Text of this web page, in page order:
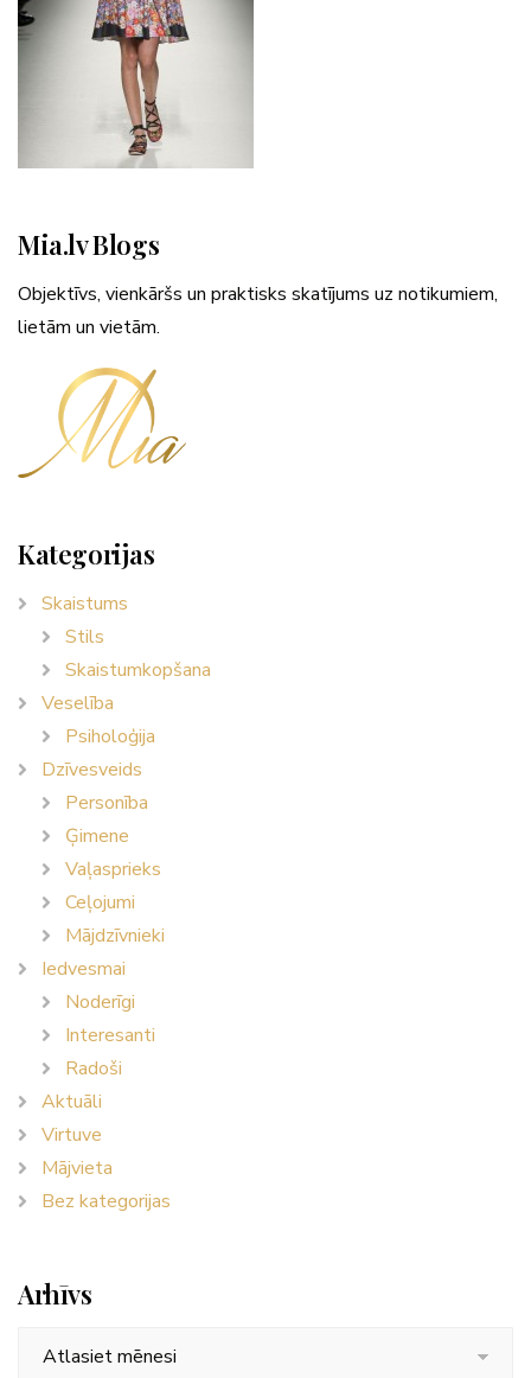
Mia.lv Blogs
Objektīvs, vienkāršs un praktisks skatījums uz notikumiem,
lietām un vietām.
Kategorijas
Skaistums
Stils
Skaistumkopšana
Veselība
Psiholoģija
Dzīvesveids
Personība
Ģimene
Vaļasprieks
Ceļojumi
Mājdzīvnieki
Iedvesmai
Noderīgi
Interesanti
Radoši
Aktuāli
Virtuve
Mājvieta
Bez kategorijas
Arhīvs